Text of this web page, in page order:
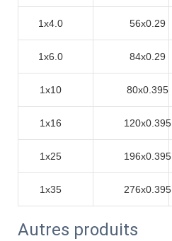
1x4.0 56x0.29
1x6.0 84x0.29
1x10 80x0.395
1x16 120x0.395
1x25 196x0.395
1x35 276x0.395
Autres produits